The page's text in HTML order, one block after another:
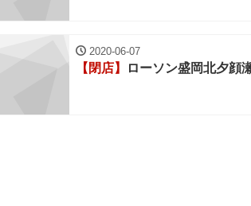
2020-06-07
【閉店】 ローソン盛岡北夕顔